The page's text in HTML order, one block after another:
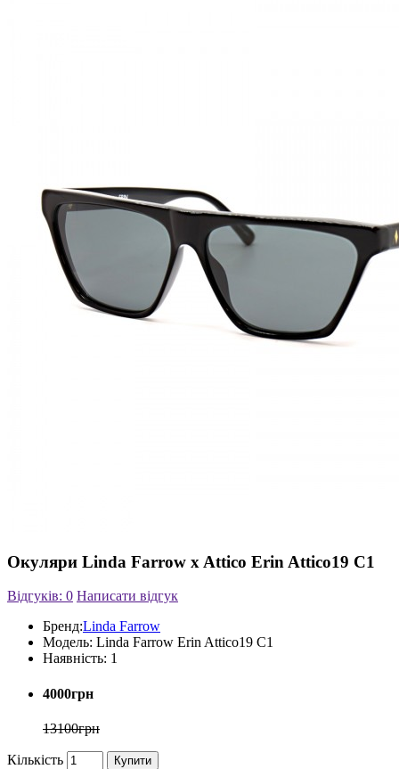
Окуляри Linda Farrow x Attico Erin Attico19 C1
Відгуків: 0 Написати відгук
Бренд:Linda Farrow
Модель: Linda Farrow Erin Attico19 C1
Наявність: 1
4000грн
13100грн
Кількість
Купити